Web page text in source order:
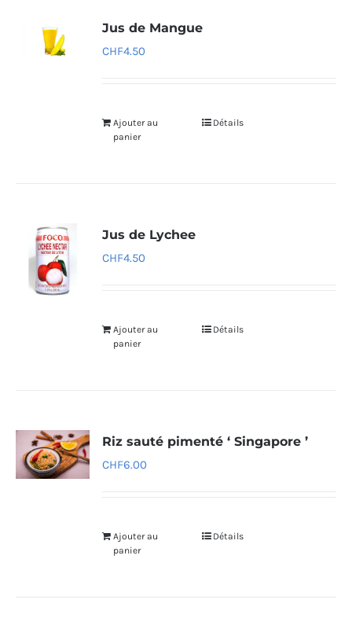
Jus de Mangue
CHF4.50
Ajouter au
panier
Détails
Jus de Lychee
CHF4.50
Ajouter au
panier
Détails
Riz sauté pimenté ‘ Singapore ’
CHF6.00
Ajouter au
panier
Détails